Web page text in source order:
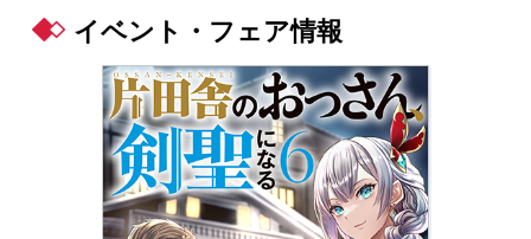
グッズ イベント・フェア情報